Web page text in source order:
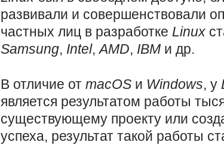
развивали и совершенствовали
частных лиц в разработке Linux
Samsung, Intel,AMD, IBM и др.
В отличие от macOS и Windows, у
является результатом работы
существующему проекту или
успеха, результат такой работы